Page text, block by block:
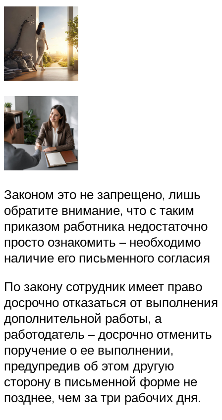
Законом это не запрещено, лишь
обратите внимание, что с таким
приказом работника недостаточно
просто ознакомить – необходимо
наличие его письменного согласия
По закону сотрудник имеет право
досрочно отказаться от выполнения
дополнительной работы, а
работодатель – досрочно отменить
поручение о ее выполнении,
предупредив об этом другую
сторону в письменной форме не
позднее, чем за три рабочих дня.